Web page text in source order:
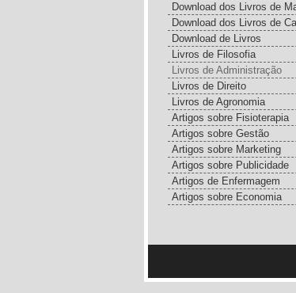
Download dos Livros de
Download dos Livros de
Download de Livros
Livros de Filosofia
Livros de Administração
Livros de Direito
Livros de Agronomia
Artigos sobre Fisioterapia
Artigos sobre Gestão
Artigos sobre Marketing
Artigos sobre Publicidade
Artigos de Enfermagem
Artigos sobre Economia